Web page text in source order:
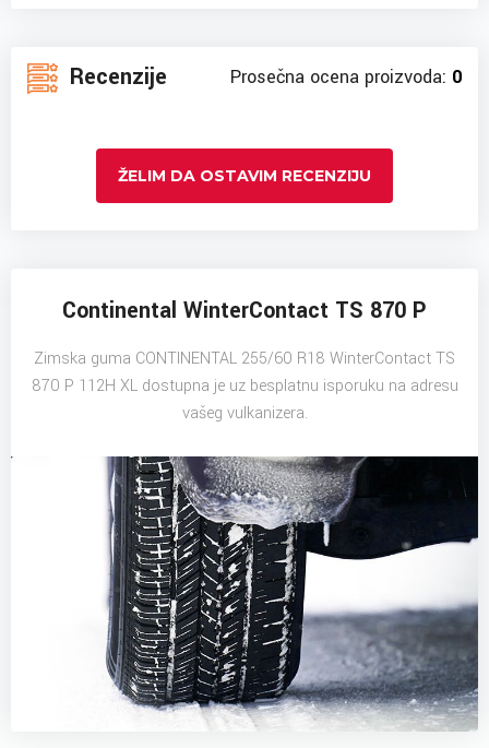
Recenzije Prosečna ocena proizvoda: 0
ŽELIM DA OSTAVIM RECENZIJU
Continental WinterContact TS 870 P
Zimska guma CONTINENTAL 255/60 R18 WinterContact TS
870 P 112H XL dostupna je uz besplatnu isporuku na adresu
vašeg vulkanizera.